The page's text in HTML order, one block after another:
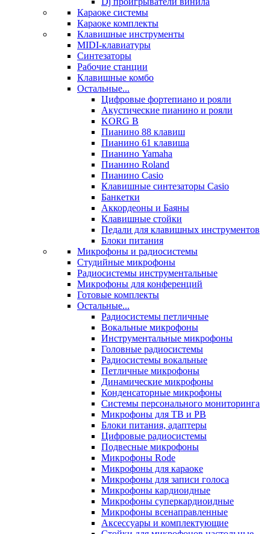
Караоке системы
Караоке комплекты
Клавишные инструменты
MIDI-клавиатуры
Синтезаторы
Рабочие станции
Клавишные комбо
Остальные...
Цифровые фортепиано и рояли
Акустические пианино и рояли
KORG B
Пианино 88 клавиш
Пианино 61 клавиша
Пианино Yamaha
Пианино Roland
Пианино Casio
Клавишные синтезаторы Casio
Банкетки
Аккордеоны и Баяны
Клавишные стойки
Педали для клавишных инструментов
Блоки питания
Микрофоны и радиосистемы
Студийные микрофоны
Радиосистемы инструментальные
Микрофоны для конференций
Готовые комплекты
Остальные...
Радиосистемы петличные
Вокальные микрофоны
Инструментальные микрофоны
Головные радиосистемы
Радиосистемы вокальные
Петличные микрофоны
Динамические микрофоны
Конденсаторные микрофоны
Системы персонального мониторинга
Микрофоны для ТВ и РВ
Блоки питания, адаптеры
Цифровые радиосистемы
Подвесные микрофоны
Микрофоны Rode
Микрофоны для караоке
Микрофоны для записи голоса
Микрофоны кардиоидные
Микрофоны суперкардиоидные
Микрофоны всенаправленные
Аксессуары и комплектующие